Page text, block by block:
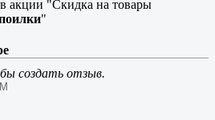
акции "Скидка на товары
"
создать отзыв.